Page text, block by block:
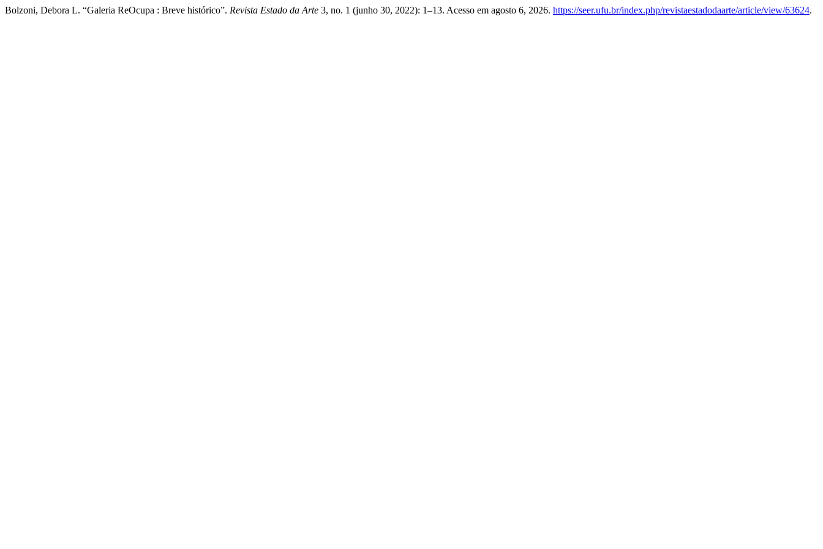
Bolzoni, Debora L. “Galeria ReOcupa : Breve histórico”. Revista Estado da Arte 3, no. 1 (junho 30, 2022): 1–13. Acesso em agosto 6, 2026. https://seer.ufu.br/index.php/revistaestadodaarte/article/view/63624.